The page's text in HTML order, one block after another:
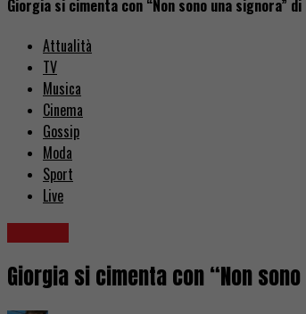
Giorgia si cimenta con “Non sono una signora”
Attualità
TV
Musica
Cinema
Gossip
Moda
Sport
Live
Giorgia si cimenta con “Non